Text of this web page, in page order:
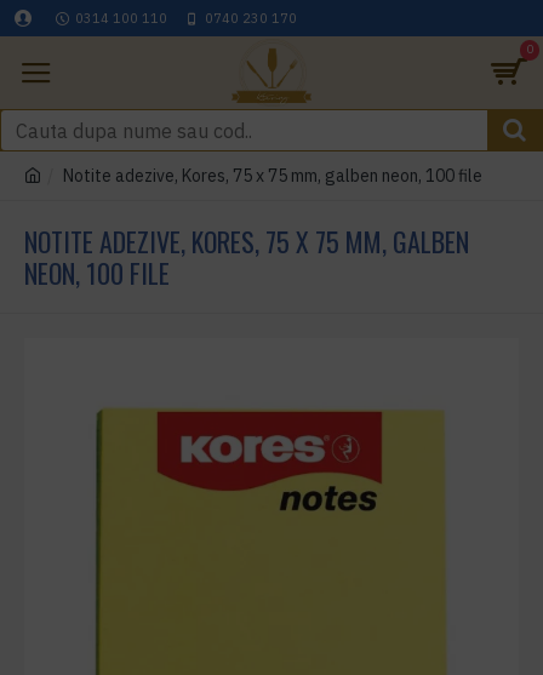
0314 100 110 0740 230 170
0
Notite adezive, Kores, 75 x 75 mm, galben neon, 100 file
NOTITE ADEZIVE, KORES, 75 X 75 MM, GALBEN
NEON, 100 FILE